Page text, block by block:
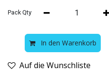
Pack Qty
In den Warenkorb
Auf die Wunschliste